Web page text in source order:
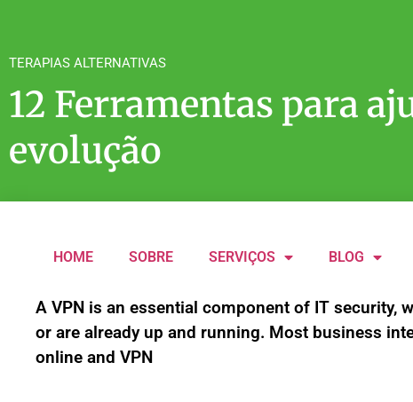
TERAPIAS ALTERNATIVAS
12 Ferramentas para
evolução
HOME SOBRE SERVIÇOS BLOG
A VPN is an essential component of IT security,
or are already up and running. Most business
online and VPN